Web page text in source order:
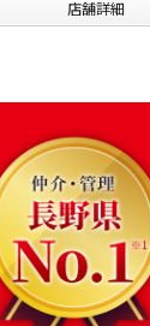
店舗詳細